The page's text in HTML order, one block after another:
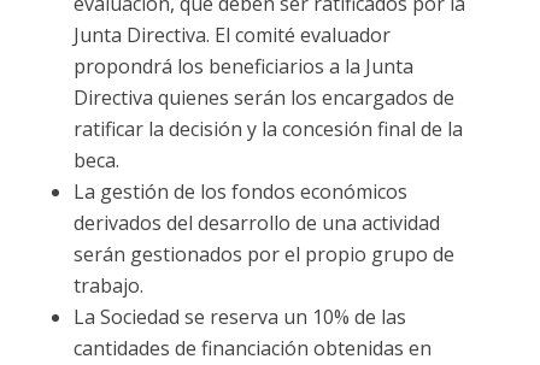
Junta Directiva. El comité evaluador
propondrá los beneficiarios a la Junta
Directiva quienes serán los encargados de
ratificar la decisión y la concesión final de la
beca.
La gestión de los fondos económicos
derivados del desarrollo de una actividad
serán gestionados por el propio grupo de
trabajo.
La Sociedad se reserva un 10% de las
cantidades de financiación obtenidas en